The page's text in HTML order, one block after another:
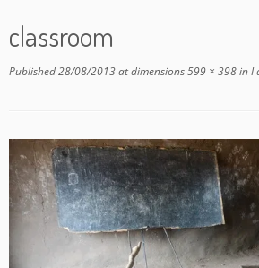
classroom
Published28/08/2013at dimensions599 × 398inI